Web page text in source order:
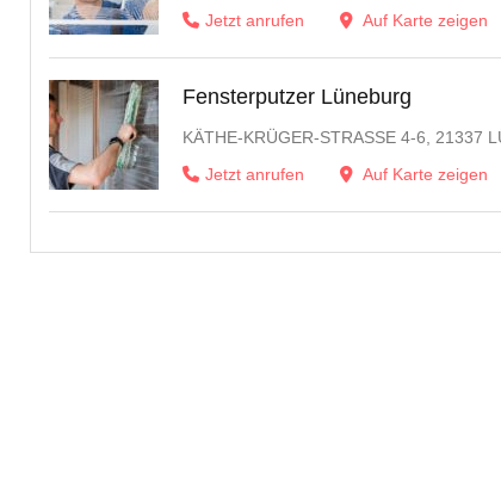
Jetzt anrufen
Auf Karte zeigen
Fensterputzer Lüneburg
KÄTHE-KRÜGER-STRASSE 4-6, 21337
Jetzt anrufen
Auf Karte zeigen